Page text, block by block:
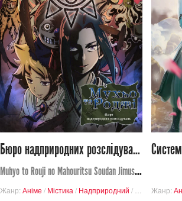
535
Переглядів
0 1
Бюро надприродних розслідувань Мухьо та Роджі 2
Muhyo to Rouji no Mahouritsu Soudan Jimusho 2
Жанр: Аніме / Містика / Надприродний / ШьоненЖанр: